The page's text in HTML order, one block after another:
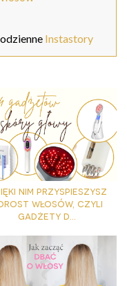
Instastory
nim przyspieszysz
włosów, czyli
gadżety d...